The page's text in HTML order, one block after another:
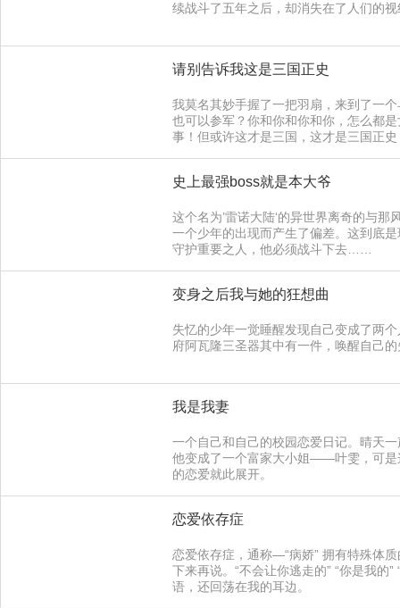
续战斗了五年之后，却消失在了人们的
请别告诉我这是三国正史
我莫名其妙手握了一把羽扇，来到了一
也可以参军？你和你和你和你，怎么都
事！但或许这才是三国，这才是三国正史
史上最强boss就是本大爷
这个名为’雷诺大陆‘的异世界离奇的与
一个少年的出现而产生了偏差。这到底
守护重要之人，他必须战斗下去……
变身之后我与她的狂想曲
失忆的少年一觉睡醒发现自己变成了两
府阿瓦隆三圣器其中有一件，唤醒自己
我是我妻
一个自己和自己的校园恋爱日记。晴天
他变成了一个富家大小姐——叶雯，可是
的恋爱就此展开。
恋爱依存症
恋爱依存症，通称—“病娇” 拥有特殊体
下来再说。“不会让你逃走的” “你是我的
语，还回荡在我的耳边。